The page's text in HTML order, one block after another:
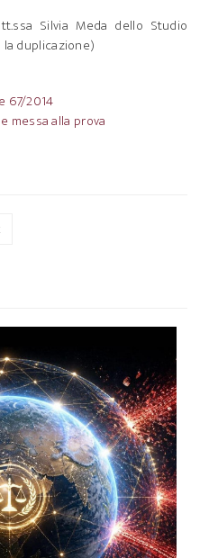
Silvia Meda dello Studio
la duplicazione)
67/2014
messa alla prova